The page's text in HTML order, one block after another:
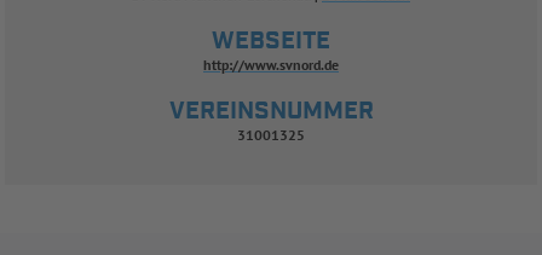
WEBSEITE
http://www.svnord.de
VEREINSNUMMER
31001325